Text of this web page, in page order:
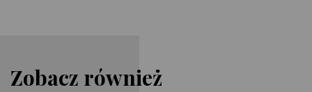
Zobacz również